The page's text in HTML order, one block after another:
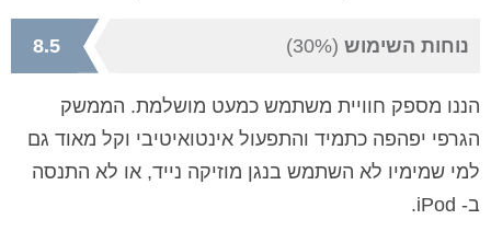
נוחות השימוש (30%)
8.5
הננו מספק חוויית משתמש כמעט מושלמת. הממשק
הגרפי יפהפה כתמיד והתפעול אינטואיטיבי וקל מאוד גם
למי שמימיו לא השתמש בנגן מוזיקה נייד, או לא התנסה
ב- iPod
.